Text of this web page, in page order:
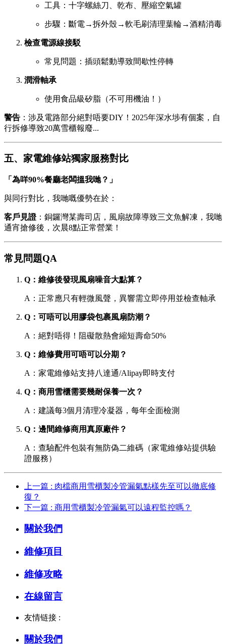
工具：十字螺絲刀、乾布、壓縮空氣罐
步驟：斷電→拆外殼→軟毛刷清理葉輪→酒精消毒
檢查電源線接駁
常見問題：插頭鬆動導致間歇性停轉
潤滑軸承
使用食品級矽脂（不可用機油！）
警告 ：涉及電路部分絕對唔要DIY！2025年深水埗有個案，自
行拆修導致20萬雪櫃報廢...
五、家電維修站獨家服務對比
「為咩90%餐廳老闆搵我哋？」
與同行對比，我哋嘅優勢在於：
客戶見證：銅鑼灣某壽司店，風扇故障導致三文魚解凍，我哋
通宵搶修後，次晨8點正常營業！
常見問題QA
Q：維修後發現風扇噪音大點算？
A：正常應只有輕微風聲，異響需立即停用並檢查軸承
Q：可唔可以用膠袋包裹風扇防潮？
A：絕對唔得！阻礙散熱會縮短壽命50%
Q：維修費用可唔可以分期？
A：家電維修站支持八達通/Alipay即時支付
Q：商用雪櫃需要幾耐保養一次？
A：建議每3個月清理冷凝器，每年全面檢測
Q：邊間維修商用真原廠件？
A：查驗配件包裝有無防偽二維碼（家電維修站提供驗
證服務）
上一篇 : 肉檔商用雪櫃製冷管漏氣點樣先至可以徹底修
復？
下一篇 : 商用雪櫃製冷管漏氣可以遠程監控嗎？
關於我們
維修項目
維修攻略
在線留言
友情链接 :
關於我們